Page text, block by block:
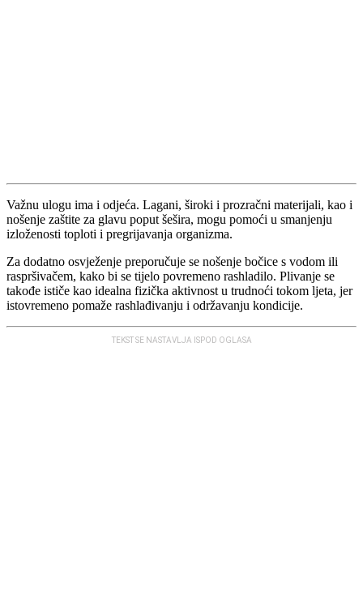
Važnu ulogu ima i od‌jeća. Lagani, široki i prozračni materijali, kao i
nošenje zaštite za glavu poput šešira, mogu pomoći u smanjenju
izloženosti toploti i pregrijavanja organizma.
Za dodatno osvježenje preporučuje se nošenje bočice s vodom ili
raspršivačem, kako bi se tijelo povremeno rashladilo. Plivanje se
takođe ističe kao idealna fizička aktivnost u trudnoći tokom ljeta, jer
istovremeno pomaže rashlađivanju i održavanju kondicije.
TEKST SE NASTAVLJA ISPOD OGLASA